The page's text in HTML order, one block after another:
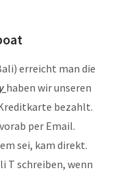
erreicht man die
haben wir unseren
bezahlt.
per Email.
sei, kam direkt.
T schreiben, wenn